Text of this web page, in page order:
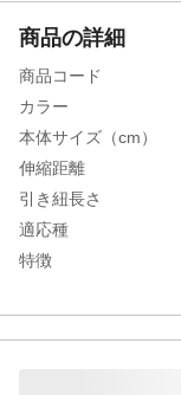
商品の詳細
商品コード
カラー
本体サイズ（cm）
伸縮距離
引き紐長さ
適応種
特徴
お手入れ・保管方法